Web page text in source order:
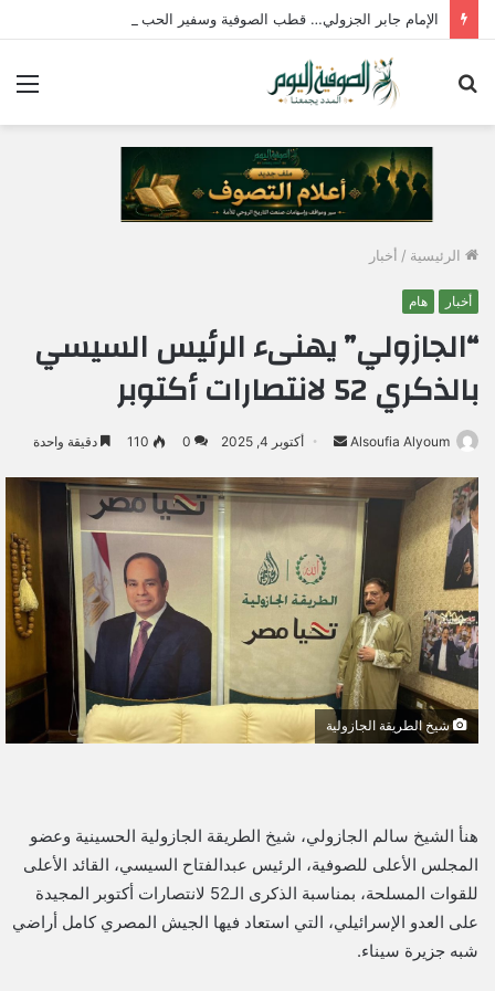
الإمام جابر الجزولي… قطب الصوفية وسفير الحب الإلهي في مصر
الرئيسية / أخبار
أخبار هام
“الجازولي” يهنىء الرئيس السيسي
بالذكري 52 لانتصارات أكتوبر
Alsoufia Alyoum
س
ل
ر
ي
د
ل
ك
ن
ي
ا
أكتوبر 4, 2025 0
110 دقيقة واحدة
شيخ الطريقة الجازولية
هنأ الشيخ سالم الجازولي، شيخ الطريقة الجازولية الحسينية وعضو
المجلس الأعلى للصوفية، الرئيس عبدالفتاح السيسي، القائد الأعلى
للقوات المسلحة، بمناسبة الذكرى الـ52 لانتصارات أكتوبر المجيدة
على العدو الإسرائيلي، التي استعاد فيها الجيش المصري كامل أراضي
شبه جزيرة سيناء.